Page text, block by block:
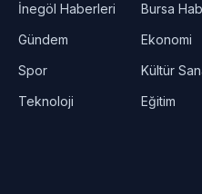
İnegöl Haberleri
Bursa
Gündem
Ekonomi
Spor
Kültür
Teknoloji
Eğitim